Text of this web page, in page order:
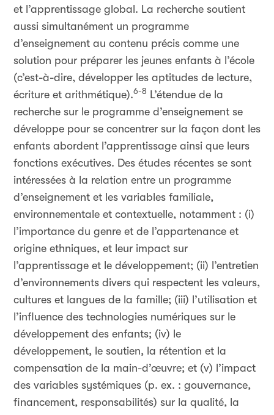
et l’apprentissage global. La recherche soutient
aussi simultanément un programme
d’enseignement au contenu précis comme une
solution pour préparer les jeunes enfants à l’école
(c’est-à-dire, développer les aptitudes de lecture,
écriture et arithmétique).6-8 L’étendue de la
recherche sur le programme d’enseignement se
développe pour se concentrer sur la façon dont les
enfants abordent l’apprentissage ainsi que leurs
fonctions exécutives. Des études récentes se sont
intéressées à la relation entre un programme
d’enseignement et les variables familiale,
environnementale et contextuelle, notamment : (i)
l’importance du genre et de l’appartenance et
origine ethniques, et leur impact sur
l’apprentissage et le développement; (ii) l’entretien
d’environnements divers qui respectent les valeurs,
cultures et langues de la famille; (iii) l’utilisation et
l’influence des technologies numériques sur le
développement des enfants; (iv) le
développement, le soutien, la rétention et la
compensation de la main-d’œuvre; et (v) l’impact
des variables systémiques (p. ex. : gouvernance,
financement, responsabilités) sur la qualité, la